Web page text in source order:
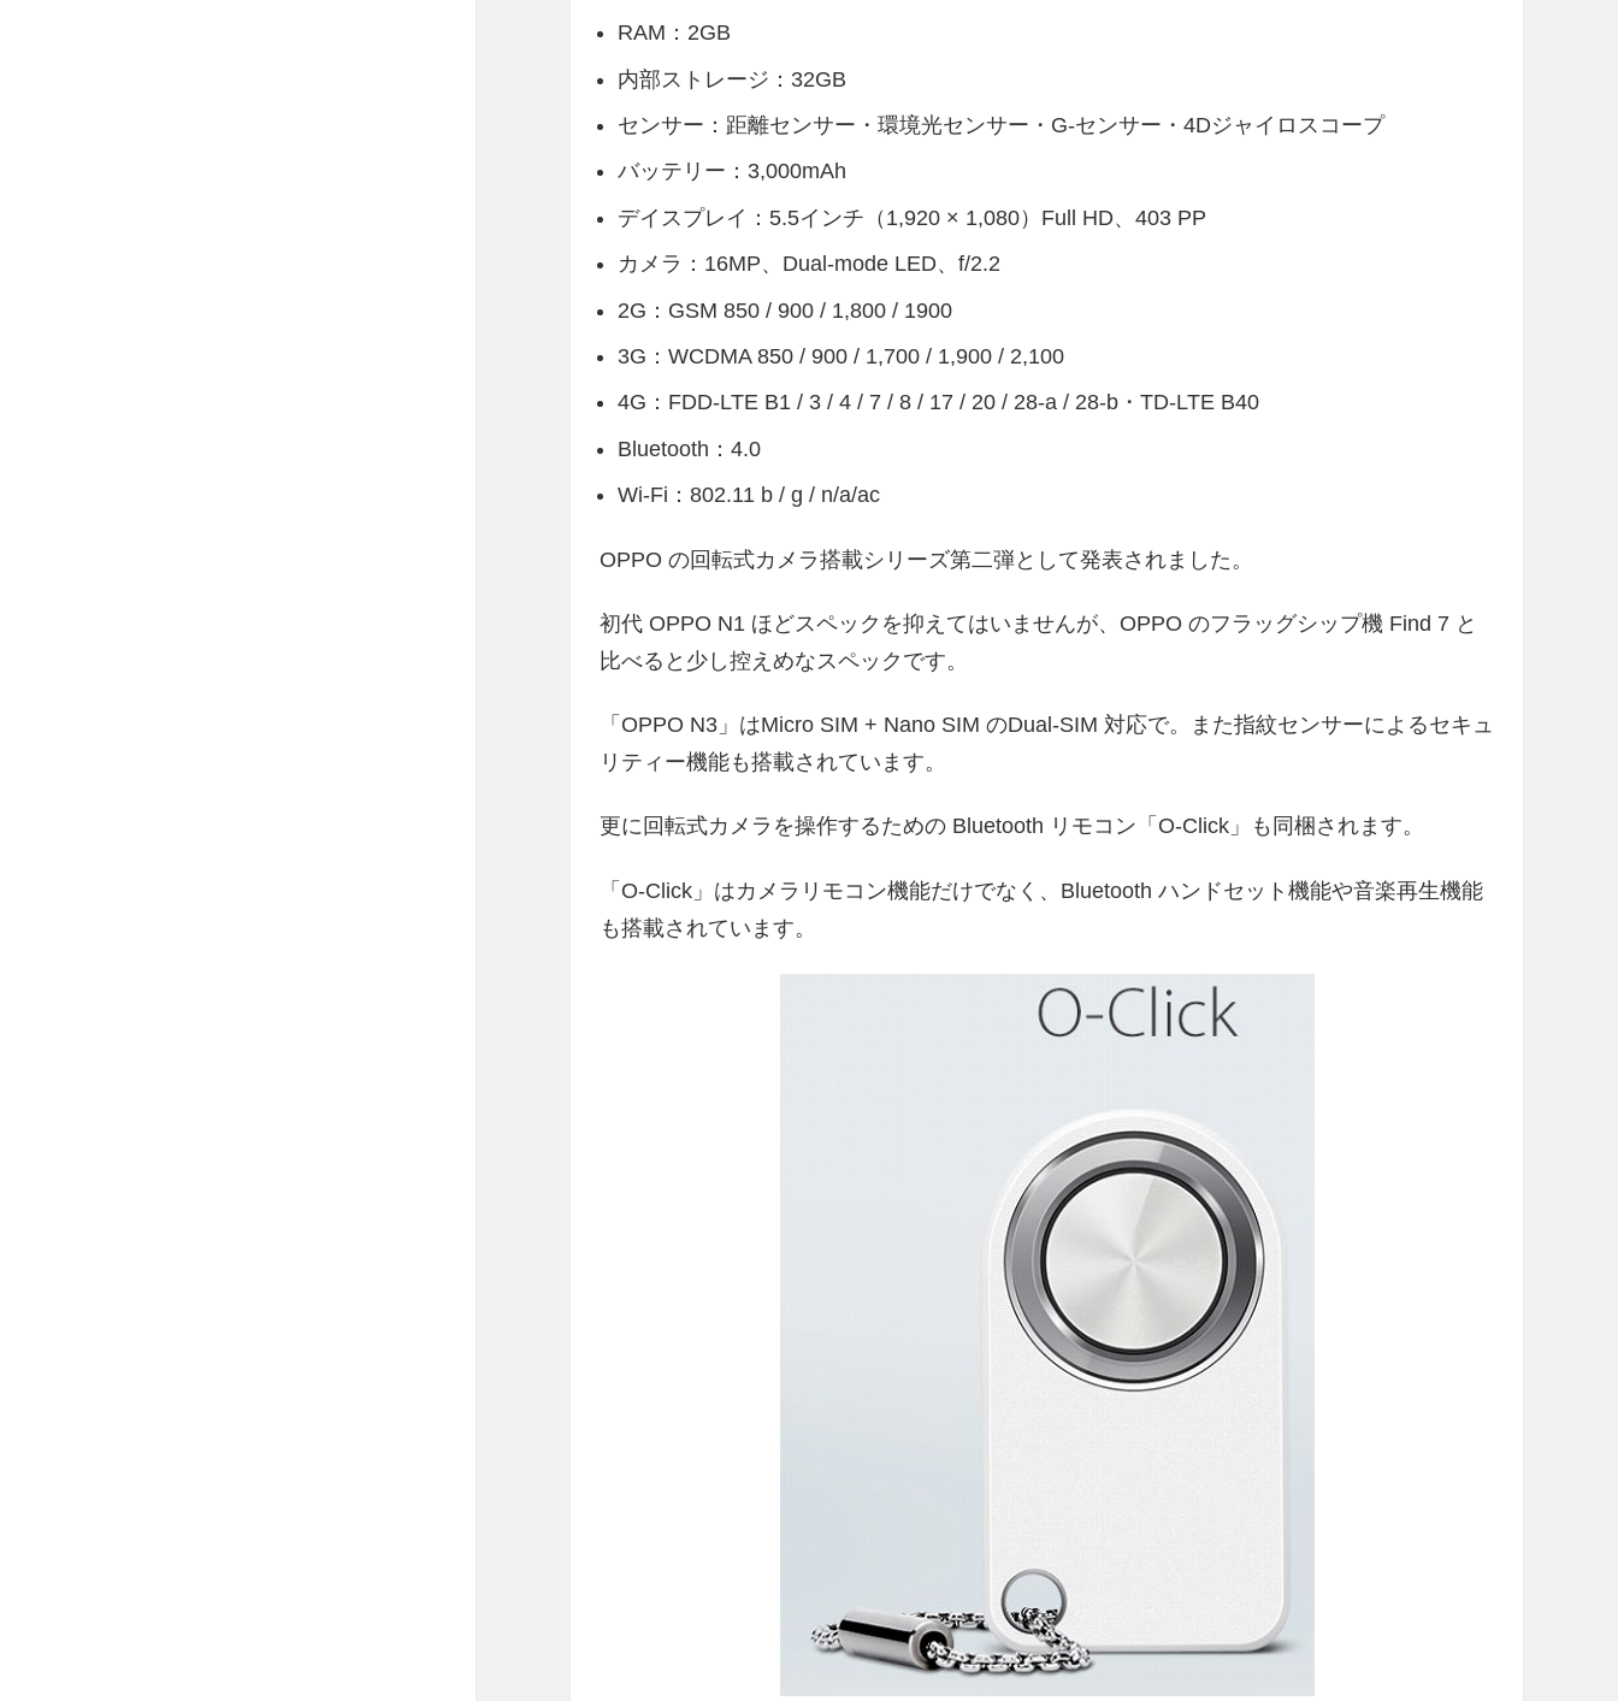
RAM：2GB
内部ストレージ：32GB
センサー：距離センサー・環境光センサー・G-センサー・4Dジャイロスコープ
バッテリー：3,000mAh
デイスプレイ：5.5インチ（1,920 × 1,080）Full HD、403 PP
カメラ：16MP、Dual-mode LED、f/2.2
2G：GSM 850 / 900 / 1,800 / 1900
3G：WCDMA 850 / 900 / 1,700 / 1,900 / 2,100
4G：FDD-LTE B1 / 3 / 4 / 7 / 8 / 17 / 20 / 28-a / 28-b・TD-LTE B40
Bluetooth：4.0
Wi-Fi：802.11 b / g / n/a/ac
OPPO の回転式カメラ搭載シリーズ第二弾として発表されました。
初代 OPPO N1 ほどスペックを抑えてはいませんが、OPPO のフラッグシップ機 Find 7 と
比べると少し控えめなスペックです。
「OPPO N3」はMicro SIM + Nano SIM のDual-SIM 対応で。また指紋センサーによるセキュ
リティー機能も搭載されています。
更に回転式カメラを操作するための Bluetooth リモコン「O-Click」も同梱されます。
「O-Click」はカメラリモコン機能だけでなく、Bluetooth ハンドセット機能や音楽再生機能
も搭載されています。